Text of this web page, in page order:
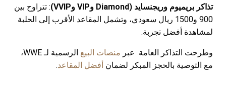
تذاكر بريميوم وريجنسايد (Diamond وVIP وVVIP)
: تتراوح بين
900 و1500 ريال سعودي، وتشمل المقاعد الأقرب إلى الحلبة
لمشاهدة أفضل تجربة.
وطرحت التذاكر العامة عبر منصات البيع
الرسمية لـ WWE،
مع التوصية بالحجز المبكر لضمان أفضل المقاعد.